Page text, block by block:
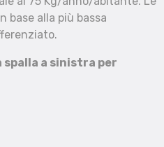
base alla più bassa
a sinistra per